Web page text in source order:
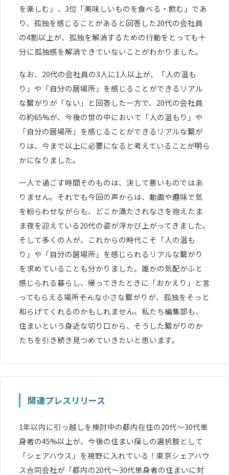
を楽しむ」、3位「美味しいものを食べる・飲む」であ
り、孤独を感じることがあると回答した20代の会社員
の4割以上が、孤独を解消するための行動をとっても十
分に孤独感を解消できていないことがわかりました。
なお、20代の会社員の3人に1人以上が、「人の温も
り」や「自分の居場所」を感じることができるリアル
な繋がりが「ない」と回答した一方で、20代の会社員
の約65%が、今後の世の中において「人の温もり」や
「自分の居場所」を感じることができるリアルな繋が
りは、今まで以上に必要になると考えていることが明ら
かになりました。
一人で過ごす時間そのものは、決して悪いものではあ
りません。それでも今回の声からは、動画や趣味で気
を紛らわせながらも、どこか満たされなさを抱えたま
ま夜を迎えている20代の姿が浮かび上がってきました。
そして多くの人が、これからの時代こそ「人の温も
り」や「自分の居場所」を感じられるリアルな繋がり
を求めていることも分かりました。誰かの気配がふと
感じられる暮らし、帰ってきたときに「おかえり」と言
ってもらえる場所――そんな小さな繋がりが、孤独をそっと
和らげてくれるのかもしれません。私たち編集部も、
住まいという身近な切り口から、そうした繋がりのか
たちを引き続き見つめていきたいと思います。
関連プレスリリース
1年以内に引っ越しを検討中の都内在住の20代～30代単
身者の45%以上が、今後の住まい探しの選択肢として
「シェアハウス」を視野に入れている！東京シェアハウ
ス合同会社が「都内の20代～30代単身者の住まいに対